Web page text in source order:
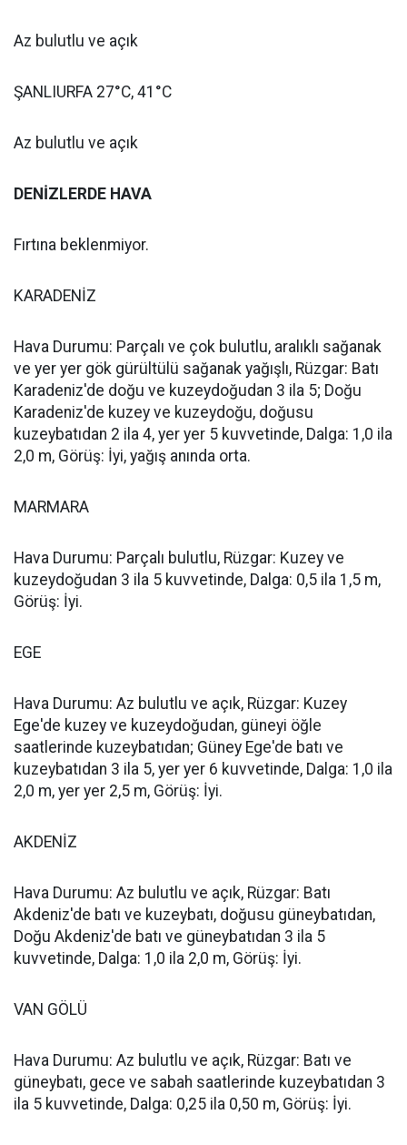
Az bulutlu ve açık
ŞANLIURFA 27°C, 41°C
Az bulutlu ve açık
DENİZLERDE HAVA
Fırtına beklenmiyor.
KARADENİZ
Hava Durumu: Parçalı ve çok bulutlu, aralıklı sağanak
ve yer yer gök gürültülü sağanak yağışlı, Rüzgar: Batı
Karadeniz'de doğu ve kuzeydoğudan 3 ila 5; Doğu
Karadeniz'de kuzey ve kuzeydoğu, doğusu
kuzeybatıdan 2 ila 4, yer yer 5 kuvvetinde, Dalga: 1,0 ila
2,0 m, Görüş: İyi, yağış anında orta.
MARMARA
Hava Durumu: Parçalı bulutlu, Rüzgar: Kuzey ve
kuzeydoğudan 3 ila 5 kuvvetinde, Dalga: 0,5 ila 1,5 m,
Görüş: İyi.
EGE
Hava Durumu: Az bulutlu ve açık, Rüzgar: Kuzey
Ege'de kuzey ve kuzeydoğudan, güneyi öğle
saatlerinde kuzeybatıdan; Güney Ege'de batı ve
kuzeybatıdan 3 ila 5, yer yer 6 kuvvetinde, Dalga: 1,0 ila
2,0 m, yer yer 2,5 m, Görüş: İyi.
AKDENİZ
Hava Durumu: Az bulutlu ve açık, Rüzgar: Batı
Akdeniz'de batı ve kuzeybatı, doğusu güneybatıdan,
Doğu Akdeniz'de batı ve güneybatıdan 3 ila 5
kuvvetinde, Dalga: 1,0 ila 2,0 m, Görüş: İyi.
VAN GÖLÜ
Hava Durumu: Az bulutlu ve açık, Rüzgar: Batı ve
güneybatı, gece ve sabah saatlerinde kuzeybatıdan 3
ila 5 kuvvetinde, Dalga: 0,25 ila 0,50 m, Görüş: İyi.